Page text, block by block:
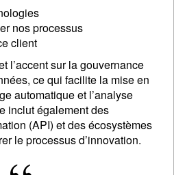
nos processus
client
l’accent sur la gouvernance
ce qui facilite la mise en
automatique et l’analyse
inclut également des
(API) et des écosystèmes
le processus d’innovation.